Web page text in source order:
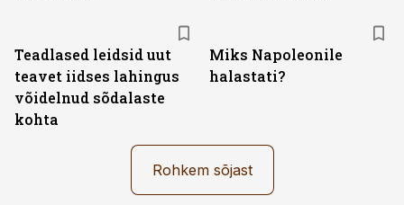
Teadlased leidsid uut
teavet iidses lahingus
võidelnud sõdalaste
kohta
Miks Napoleonile
halastati?
Rohkem sõjast